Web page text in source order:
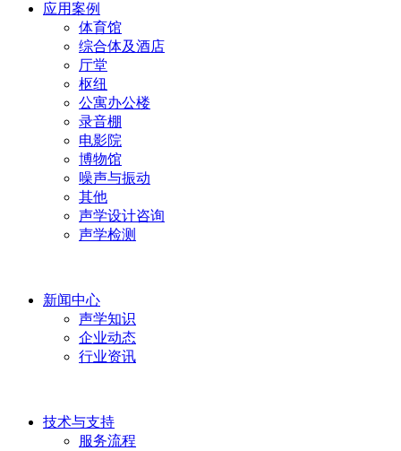
应用案例
体育馆
综合体及酒店
厅堂
枢纽
公寓办公楼
录音棚
电影院
博物馆
噪声与振动
其他
声学设计咨询
声学检测
新闻中心
声学知识
企业动态
行业资讯
技术与支持
服务流程